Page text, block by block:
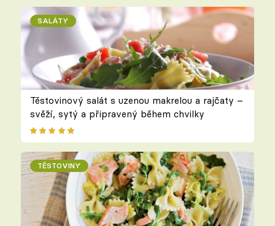
SALÁTY
Těstovinový salát s uzenou makrelou a rajčaty –
svěží, sytý a připravený během chvilky
TĚSTOVINY